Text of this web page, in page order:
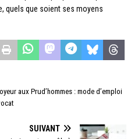
quels que soient ses moyens
aux Prud’hommes : mode d’emploi
SUIVANT